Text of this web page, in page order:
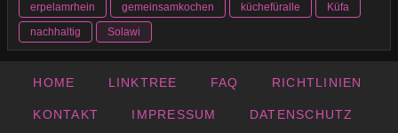
erpelamrhein gemeinsamkochen küchefüralle
Küfa
nachhaltig
Solawi
HOME LINKTREE FAQ RICHTLINIEN
KONTAKT IMPRESSUM DATENSCHUTZ